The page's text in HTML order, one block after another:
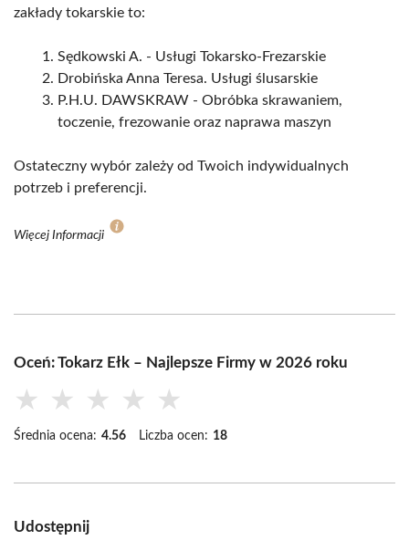
zakłady tokarskie to:
Sędkowski A. - Usługi Tokarsko-Frezarskie
Drobińska Anna Teresa. Usługi ślusarskie
P.H.U. DAWSKRAW - Obróbka skrawaniem,
toczenie, frezowanie oraz naprawa maszyn
Ostateczny wybór zależy od Twoich indywidualnych
potrzeb i preferencji.
Więcej Informacji
Oceń: Tokarz Ełk – Najlepsze Firmy w 2026 roku
★ ★ ★ ★ ★
Średnia ocena: 4.56 Liczba ocen: 18
Udostępnij